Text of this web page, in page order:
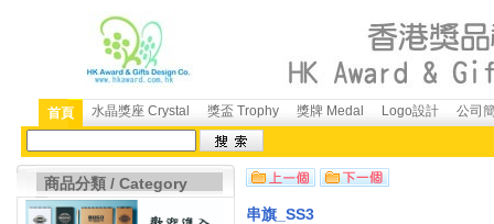
首頁 水晶獎座 Crystal 獎盃 Trophy 獎牌 Medal Logo設計 公司
商品分類 / Category
串旗_SS3